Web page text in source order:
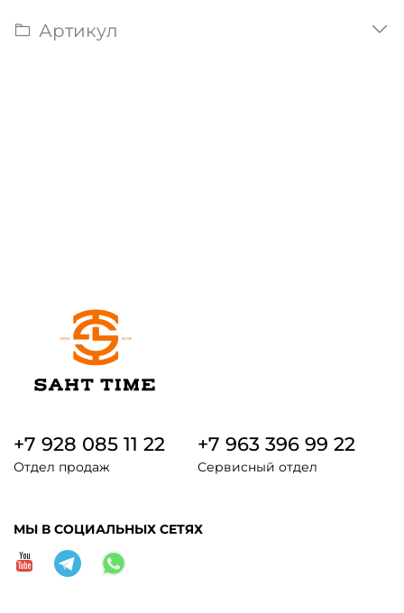
Артикул
+7 928 085 11 22
Отдел продаж
+7 963 396 99 22
Сервисный отдел
МЫ В СОЦИАЛЬНЫХ СЕТЯХ